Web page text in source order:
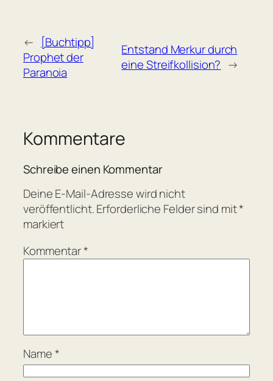
← [Buchtipp]
Prophet der
Paranoia
Entstand Merkur durch
eine Streifkollision? →
Kommentare
Schreibe einen Kommentar
Deine E-Mail-Adresse wird nicht
veröffentlicht.Erforderliche Felder sind mit*
markiert
Kommentar*
Name*